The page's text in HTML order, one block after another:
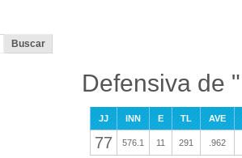
Defensiva de
JJ INN E TL AVE
77 576.1 11 291 .962